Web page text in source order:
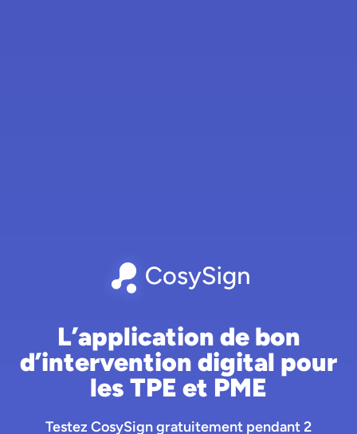
L’application de bon
d’intervention digital pour
les TPE et PME
Testez CosySign gratuitement pendant 2